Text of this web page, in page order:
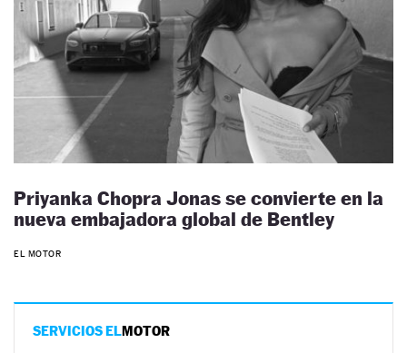
Priyanka Chopra Jonas se convierte en la
nueva embajadora global de Bentley
EL MOTOR
SERVICIOS ELMOTOR